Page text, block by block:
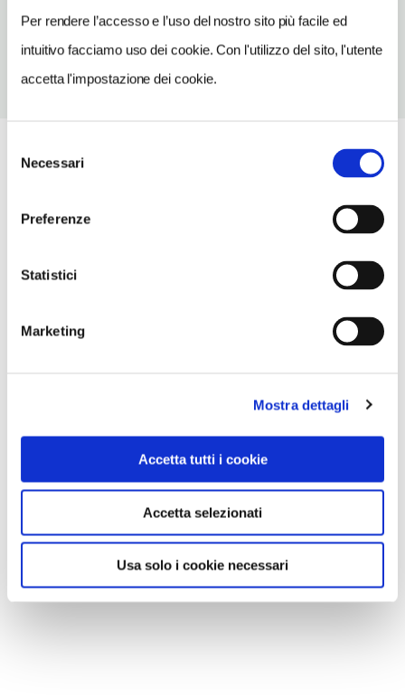
Per rendere l’accesso e l’uso del nostro sito più facile ed
intuitivo facciamo uso dei cookie. Con l'utilizzo del sito, l'utente
accetta l'impostazione dei cookie.
delNecessari
Preferenze
Statistici
Marketing
Mostra dettagli
Accetta tutti i cookie
Accetta selezionati
Usa solo i cookie necessari
annuale: sempre aperto